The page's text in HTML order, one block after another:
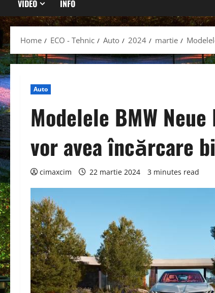
VIDEO INFO
Home ECO - Tehnic Auto 2024 martie
Auto
Modelele BMW
vor avea încărcare
cimaxcim 22 martie 2024 3 minutes read